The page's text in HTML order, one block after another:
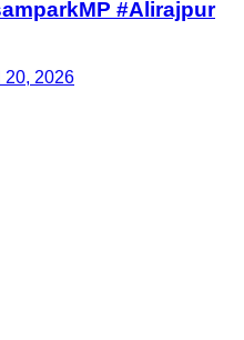
#Alirajpur
20, 2026